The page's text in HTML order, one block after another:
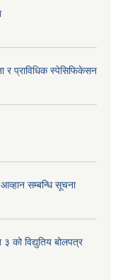
र प्राविधिक स्पेसिफिकेसन
सम्बन्धि सूचना
३ को विद्युतिय बोलपत्र